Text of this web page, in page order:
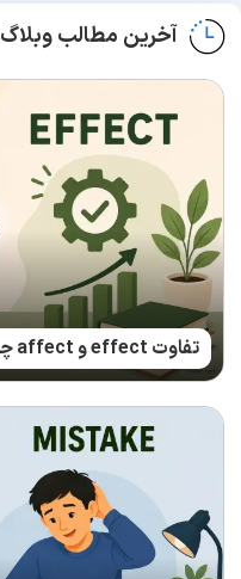
آخرین مطالب وبلاگ
تفاوت effect و affect چیست؟